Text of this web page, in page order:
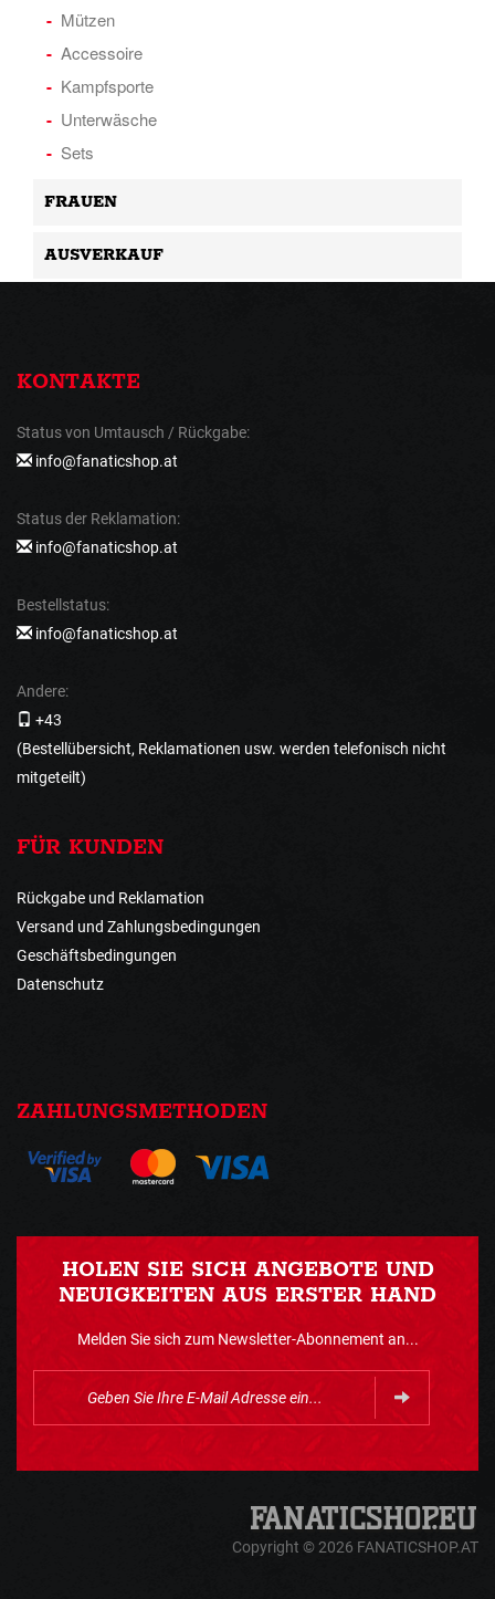
Mützen
Accessoire
Kampfsporte
Unterwäsche
Sets
FRAUEN
AUSVERKAUF
KONTAKTE
Status von Umtausch / Rückgabe:
info@fanaticshop.at
Status der Reklamation:
info@fanaticshop.at
Bestellstatus:
info@fanaticshop.at
Andere:
+43
(Bestellübersicht, Reklamationen usw. werden telefonisch nicht
mitgeteilt)
FÜR KUNDEN
Rückgabe und Reklamation
Versand und Zahlungsbedingungen
Geschäftsbedingungen
Datenschutz
ZAHLUNGSMETHODEN
HOLEN SIE SICH ANGEBOTE UND
NEUIGKEITEN AUS ERSTER HAND
Melden Sie sich zum Newsletter-Abonnement an...
Copyright © 2026 FANATICSHOP.AT